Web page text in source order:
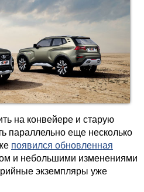
на конвейере и старую
параллельно еще несколько
появился обновленная
и небольшими изменениями
экземпляры уже